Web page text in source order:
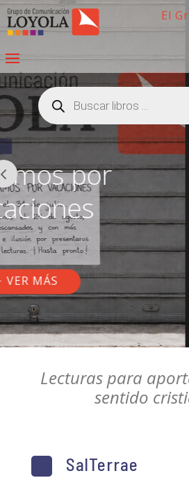
El
Búsqueda
de
productos
El primer
VER MÁS
Lecturas para
sentido
SalTerrae